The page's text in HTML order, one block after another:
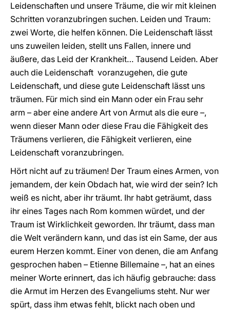
Leidenschaften und unsere Träume, die wir mit kleinen
Schritten voranzubringen suchen. Leiden und Traum:
zwei Worte, die helfen können. Die Leidenschaft lässt
uns zuweilen leiden, stellt uns Fallen, innere und
äußere, das Leid der Krankheit… Tausend Leiden. Aber
auch die Leidenschaft voranzugehen, die gute
Leidenschaft, und diese gute Leidenschaft lässt uns
träumen. Für mich sind ein Mann oder ein Frau sehr
arm – aber eine andere Art von Armut als die eure –,
wenn dieser Mann oder diese Frau die Fähigkeit des
Träumens verlieren, die Fähigkeit verlieren, eine
Leidenschaft voranzubringen.
Hört nicht auf zu träumen! Der Traum eines Armen, von
jemandem, der kein Obdach hat, wie wird der sein? Ich
weiß es nicht, aber ihr träumt. Ihr habt geträumt, dass
ihr eines Tages nach Rom kommen würdet, und der
Traum ist Wirklichkeit geworden. Ihr träumt, dass man
die Welt verändern kann, und das ist ein Same, der aus
eurem Herzen kommt. Einer von denen, die am Anfang
gesprochen haben – Etienne Billemaine –, hat an eines
meiner Worte erinnert, das ich häufig gebrauche: dass
die Armut im Herzen des Evangeliums steht. Nur wer
spürt, dass ihm etwas fehlt, blickt nach oben und